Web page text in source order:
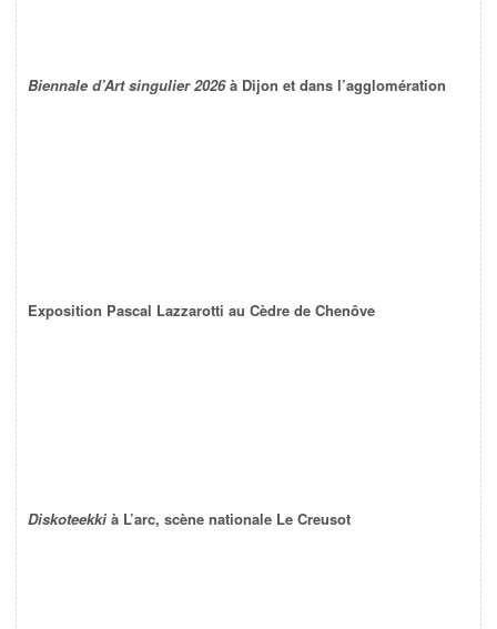
Biennale d’Art singulier 2026à Dijon et dans l’agglomération
Exposition Pascal Lazzarotti au Cèdre de Chenôve
Diskoteekki à L’arc, scène nationale Le Creusot